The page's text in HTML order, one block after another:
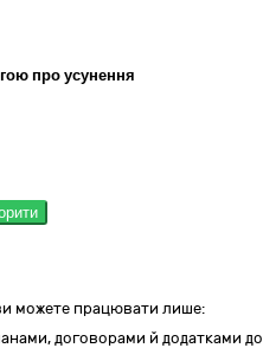
про усунення
можете працювати лише:
договорами й додатками до